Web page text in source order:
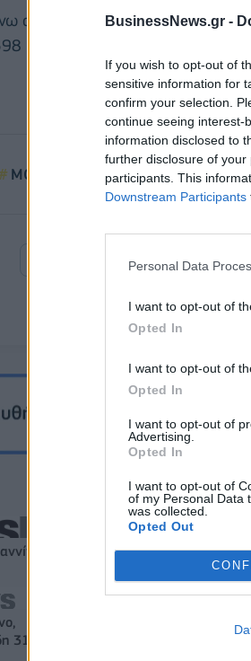
BusinessNews.gr -
If you wish to opt-out of
sensitive information for
confirm your selection.
continue seeing interest-
information disclosed to
further disclosure of your
participants. This
Downstream Participants
Personal Data
I want to opt-out of
Opted In
I want to opt-out of
Opted In
I want to opt-out of
Advertising.
Opted In
I want to opt-out of
of my Personal Data
was collected.
Opted Out
συναλλαγών, ο αριθμός των
και αντιστοιχεί σε ποσοστό
MOTOR OIL ΙΔΙΕΣ ΜΕΤΟΧΕΣ
Στους
313
HELLENiQ ENERGY: Κέρδη